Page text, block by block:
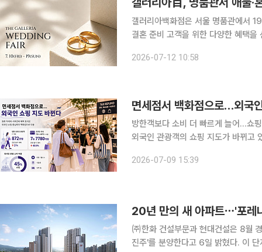
갤러리아백화점은 서울 명품관에서
결혼 준비 고객을 위한 다양한 혜택을 선보인다고 12일 밝
립할 수 있다. 적립된 마일리지는 적
2026-07-12 10:58
면세점서 백화점으로…외국
방한객보다 소비 더 빠르게 늘어…쇼
외국인 관광객의 쇼핑 지도가 바뀌고
2026-07-09 15:39
20년 만의 새 아파트⋯'포레
㈜한화 건설부문과 현대건설은 8월
진주'를 분양한다고 6일 밝혔다. 이 단지는 이현1-5구역 재건축정비사업을 통해 공급되며 지하 2층